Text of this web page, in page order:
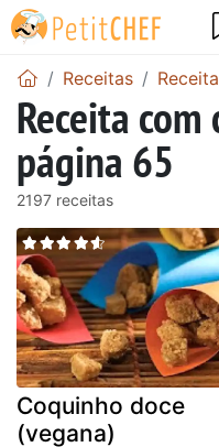
Receitas
Receita
página 65
2197 receitas
Coquinho doce
(vegana)